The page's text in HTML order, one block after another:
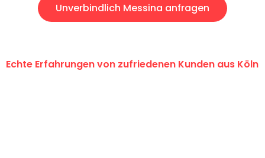
Unverbindlich Messina anfragen
Echte Erfahrungen von zufriedenen Kunden aus Köln